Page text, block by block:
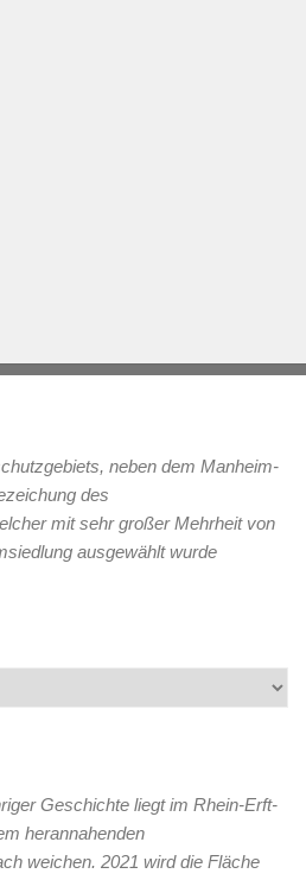
neben dem Manheim-
des
mit sehr großer Mehrheit von
ausgewählt wurde
Geschichte liegt im Rhein-Erft-
herannahenden
weichen. 2021 wird die Fläche